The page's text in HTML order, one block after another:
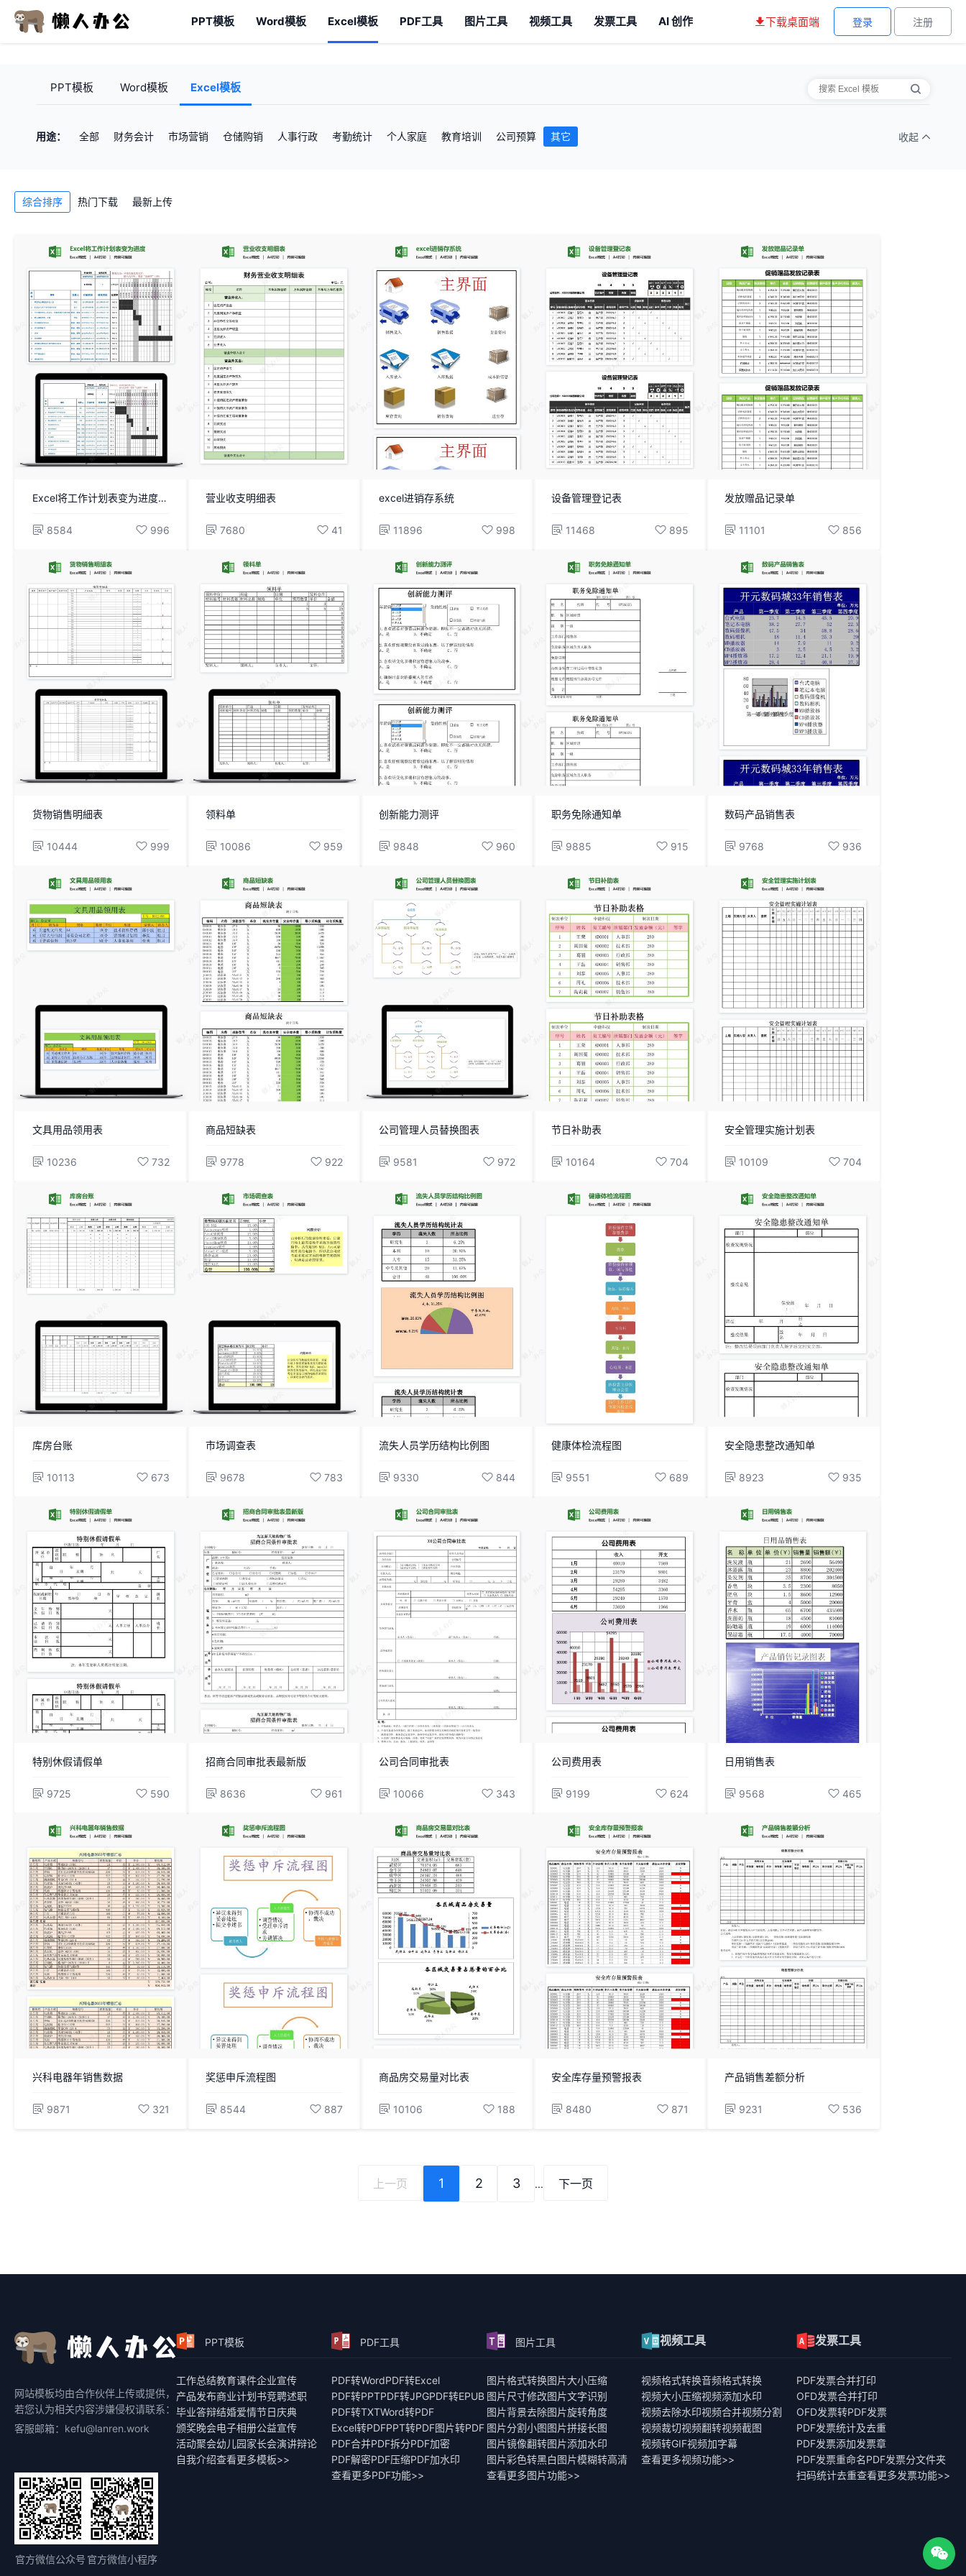
PPT模板 Word模板 Excel模板 PDF工具 图片工具 视频工具 发票工具 AI 创作 下载桌面端 登录 注册
PPT模板 Word模板 Excel模板
用途： 全部 财务会计 市场营销 仓储购销 人事行政 考勤统计 个人家庭 教育培训 公司预算 其它 收起
综合排序 热门下载 最新上传
Excel将工作计划表变为进度条的模板
8584 996
营业收支明细表
7680 41
excel进销存系统
11896 998
设备管理登记表
11468 895
发放赠品记录单
11101 856
货物销售明細表
10444 999
领料单
10086 959
创新能力测评
9848 960
职务免除通知单
9885 915
数码产品销售表
9768 936
文具用品领用表
10236 732
商品短缺表
9778 922
公司管理人员替换图表
9581 972
节日补助表
10164 704
安全管理实施计划表
10109 704
库房台账
10113 673
市场调查表
9678 783
流失人员学历结构比例图
9330 844
健康体检流程图
9551 689
安全隐患整改通知单
8923 935
特别休假请假单
9725 590
招商合同审批表最新版
8636 961
公司合同审批表
10066 343
公司费用表
9199 624
日用销售表
9568 465
兴科电器年销售数据
9871 321
奖惩申斥流程图
8544 887
商品房交易量对比表
10106 188
安全库存量预警报表
8480 871
产品销售差额分析
9231 536
上一页 1 2 3 ... 下一页
网站模板均由合作伙伴上传或提供，
若您认为相关内容涉嫌侵权请联系：
客服邮箱：kefu@lanren.work
官方微信公众号 官方微信小程序
PPT模板
工作总结教育课件企业宣传
产品发布商业计划书竞聘述职
毕业答辩结婚爱情节日庆典
颁奖晚会电子相册公益宣传
活动聚会幼儿园家长会演讲辩论
自我介绍查看更多模板>>
PDF工具
PDF转WordPDF转Excel
PDF转PPTPDF转JPGPDF转EPUB
PDF转TXTWord转PDF
Excel转PDFPPT转PDF图片转PDF
PDF合并PDF拆分PDF加密
PDF解密PDF压缩PDF加水印
查看更多PDF功能>>
图片工具
图片格式转换图片大小压缩
图片尺寸修改图片文字识别
图片背景去除图片旋转角度
图片分割小图图片拼接长图
图片镜像翻转图片添加水印
图片彩色转黑白图片模糊转高清
查看更多图片功能>>
视频工具
视频格式转换音频格式转换
视频大小压缩视频添加水印
视频去除水印视频合并视频分割
视频裁切视频翻转视频截图
视频转GIF视频加字幕
查看更多视频功能>>
发票工具
PDF发票合并打印
OFD发票合并打印
OFD发票转PDF发票
PDF发票统计及去重
PDF发票添加发票章
PDF发票重命名PDF发票分文件夹
扫码统计去重查看更多发票功能>>